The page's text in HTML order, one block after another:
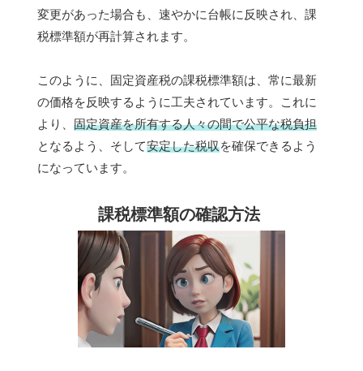
変更があった場合も、速やかに台帳に反映され、課
税標準額が再計算されます。
このように、固定資産税の課税標準額は、常に最新
の価格を反映するように工夫されています。これに
より、 固定資産を所有する人々の間で公平な税負担
となるよう、そして安定した税収を確保できるよう
になっています。
課税標準額の確認方法